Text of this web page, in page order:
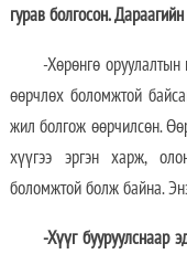
гурав болгосон.
-Хөрөнгө оруулалтын
өөрчлөх боломжтой
жил болгож өөрчилсөн.
хүүгээ эргэн харж,
боломжтой болж байна.
-Хүүг бууруулснаар